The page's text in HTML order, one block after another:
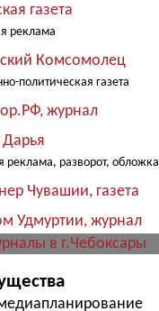
газета
реклама
Комсомолец
политическая газета
журнал
реклама, разворот, обложка
Чувашии, газета
Удмуртии, журнал
в г.Чебоксары